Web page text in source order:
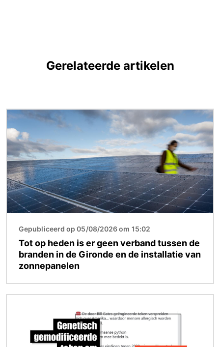
Gerelateerde artikelen
Afbeelding
Gepubliceerd op 05/08/2026 om 15:02
Tot op heden is er geen verband tussen de
branden in de Gironde en de installatie van
zonnepanelen